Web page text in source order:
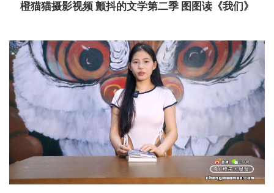
橙猫猫摄影视频 颤抖的文学第二季 图图读《我们》